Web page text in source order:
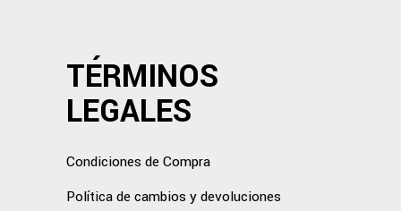
TÉRMINOS
LEGALES
Condiciones de Compra
Política de cambios y devoluciones